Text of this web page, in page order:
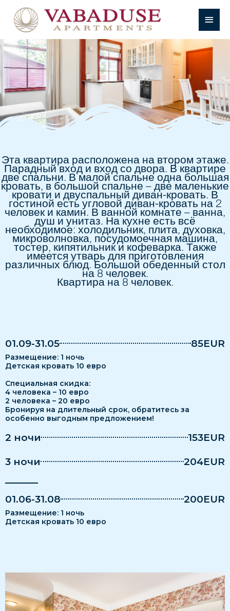
содержимому
МЕНЮ
Эта квартира расположена на втором этаже.
Парадный вход и вход со двора. В квартире
две спальни. В малой спальне одна большая
кровать, в большой спальне – две маленькие
кровати и двуспальный диван-кровать. В
гостиной есть угловой диван-кровать на 2
человек и камин. В ванной комнате – ванна,
душ и унитаз. На кухне есть всё
необходимое: холодильник, плита, духовка,
микроволновка, посудомоечная машина,
тостер, кипятильник и кофеварка. Также
имеется утварь для приготовления
различных блюд. Большой обеденный стол
на 8 человек.
Квартира на 8 человек.
01.09-31.05 85EUR
Pазмещение: 1 ночь
Детская кровать 10 евро
Специальная скидка:
4 человека – 10 евро
2 человека – 20 евро
Бронируя на длительный срок, обратитесь за
особенно выгодным предложением!
2 ночи 153EUR
3 ночи 204EUR
01.06-31.08 200EUR
Pазмещение: 1 ночь
Детская кровать 10 евро